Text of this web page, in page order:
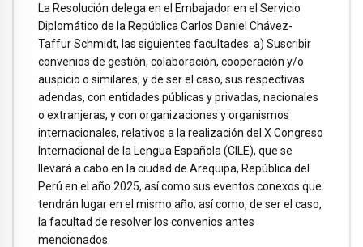
La Resolución delega en el Embajador en el Servicio
Diplomático de la República Carlos Daniel Chávez-
Taffur Schmidt, las siguientes facultades: a) Suscribir
convenios de gestión, colaboración, cooperación y/o
auspicio o similares, y de ser el caso, sus respectivas
adendas, con entidades públicas y privadas, nacionales
o extranjeras, y con organizaciones y organismos
internacionales, relativos a la realización del X Congreso
Internacional de la Lengua Española (CILE), que se
llevará a cabo en la ciudad de Arequipa, República del
Perú en el año 2025, así como sus eventos conexos que
tendrán lugar en el mismo año; así como, de ser el caso,
la facultad de resolver los convenios antes
mencionados.